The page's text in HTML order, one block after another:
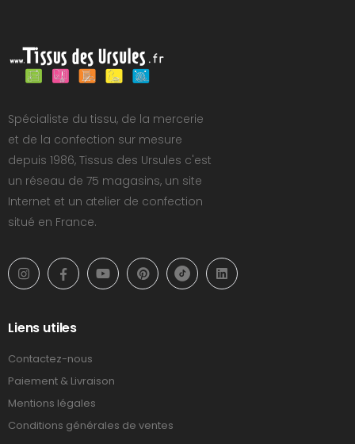
Spécialiste du tissu, de la mercerie
et de la confection sur mesure
depuis 1986, Tissus des Ursules c'est
un réseau de 75 magasins, un site
Internet et un atelier de confection
situé en France.
Liens utiles
Contactez-nous
Paiement & Livraison
Mentions légales
Conditions générales de ventes